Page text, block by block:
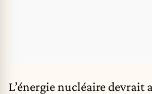
L’énergie nucléaire devrait